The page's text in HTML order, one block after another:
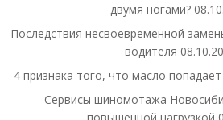
двумя ногами?
Последствия несвоевременной
водителя
4 признака того, что масло
Сервисы шиномотажа